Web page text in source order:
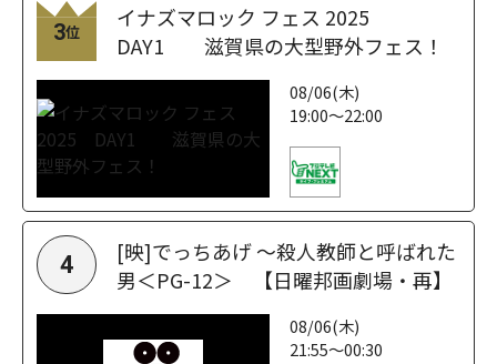
3位
イナズマロック フェス 2025
DAY1 滋賀県の大型野外フェス！
08/06(木)
19:00～22:00
4
[映]でっちあげ ～殺人教師と呼ばれた
男＜PG-12＞ 【日曜邦画劇場・再】
08/06(木)
21:55～00:30